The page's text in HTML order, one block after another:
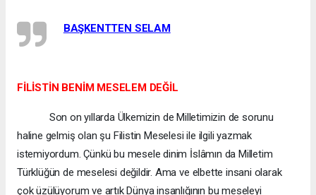
BAŞKENTTEN SELAM
FİLİSTİN BENİM MESELEM DEĞİL
Son on yıllarda Ülkemizin de Milletimizin de sorunu
haline gelmiş olan şu Filistin Meselesi ile ilgili yazmak
istemiyordum. Çünkü bu mesele dinim İslâmın da Milletim
Türklüğün de meselesi değildir. Ama ve elbette insani olarak
çok üzülüyorum ve artık Dünya insanlığının bu meseleyi